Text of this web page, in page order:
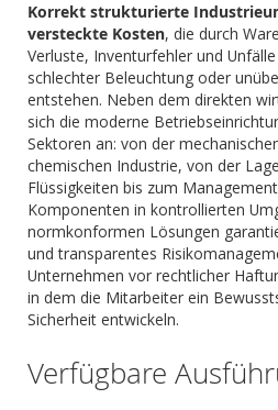
Korrekt strukturierte
versteckte Kosten, die durch
Verluste, Inventurfehler und
schlechter Beleuchtung oder
entstehen. Neben dem direkten
sich die moderne
Sektoren an: von der
chemischen Industrie, von der
Flüssigkeiten bis zum
Komponenten in kontrollierten
normkonformen Lösungen
und transparentes
Unternehmen vor rechtlicher
in dem die Mitarbeiter ein
Sicherheit entwickeln.
Verfügbare